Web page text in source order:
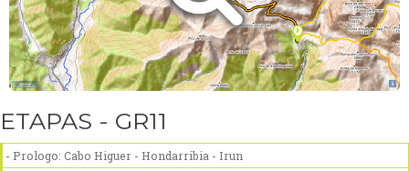
ETAPAS - GR11
- Prologo: Cabo Higuer - Hondarribia - Irun